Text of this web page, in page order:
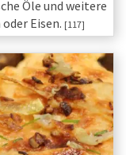
Öle und weitere
Eisen. [117]